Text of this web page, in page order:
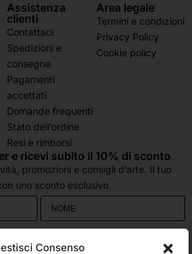
Consenso
Assistenza
clienti
Contattaci
Spedizioni e
consegne
Pagamenti
accettati
Domande frequenti
Stato dell’ordine
Resi e rimborsi
Area legale
Termini e condizioni
Privacy Policy
Cookie policy
e ricevi subito il 10% di sconto
promozioni e consigli d’arte. Il tuo
uno sconto esclusivo.
da te forniti vengano trasferiti a Brevo per il